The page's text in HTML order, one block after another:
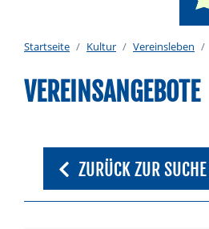
Startseite Kultur Vereinsleben
VEREINSANGEBOTE
ZURÜCK ZUR SUCHE